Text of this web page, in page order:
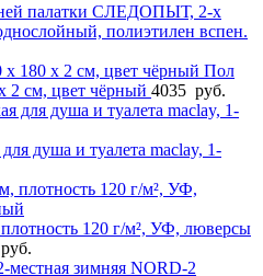
палатки СЛЕДОПЫТ, 2-х
полиэтилен вспен.
Пол
2 см, цвет чёрный 4035 руб.
душа и туалета maclay, 1-
120 г/м², УФ, люверсы
руб.